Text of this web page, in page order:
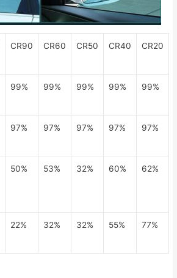
CR90 CR60 CR50 CR40 CR20
99% 99% 99% 99% 99%
97% 97% 97% 97% 97%
50% 53% 32% 60% 62%
22% 32% 32% 55% 77%